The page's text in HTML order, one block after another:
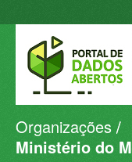
Conjuntos de dados
Organizações
Organizações
Ministério do